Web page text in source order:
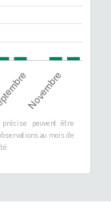
peuvent être
au mois de